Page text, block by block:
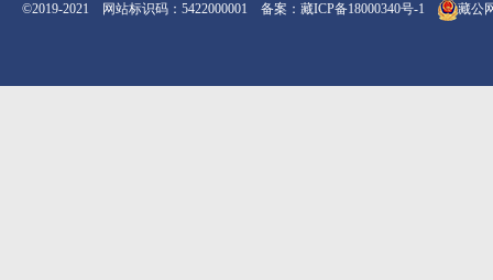
©2019-2021 网站标识码：5422000001 备案： 藏ICP备18000340号-1 藏公